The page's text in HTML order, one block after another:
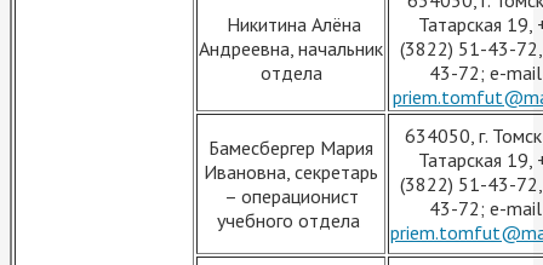
Никитина Алёна
Андреевна, начальник
отдела
Татарская 19,
(3822) 51-43-
43-72; e-
Бамесбергер Мария
Ивановна, секретарь
– операционист
учебного отдела
634050, г.
Татарская 19,
(3822) 51-43-
43-72; e-